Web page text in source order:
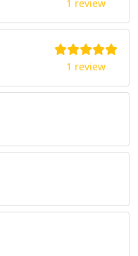
1 review
1 review